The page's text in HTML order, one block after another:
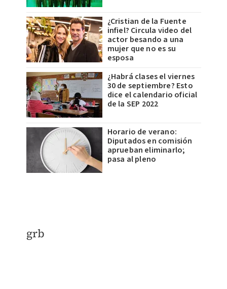
¿Cristian de la Fuente
infiel? Circula video del
actor besando a una
mujer que no es su
esposa
¿Habrá clases el viernes
30 de septiembre? Esto
dice el calendario oficial
de la SEP 2022
Horario de verano:
Diputados en comisión
aprueban eliminarlo;
pasa al pleno
grb